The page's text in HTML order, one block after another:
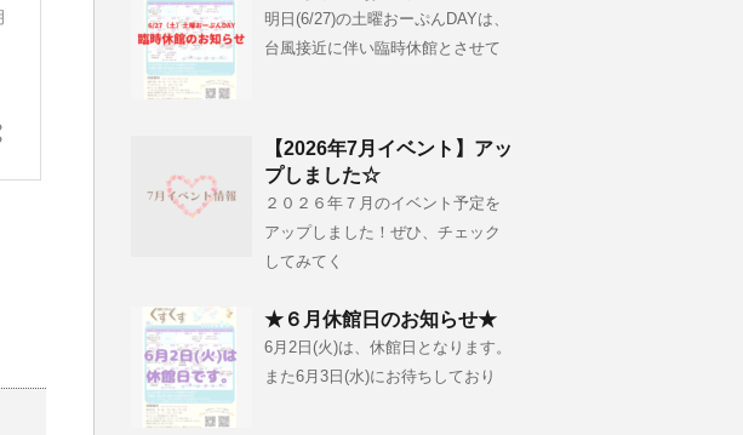
明日(6/27)の土曜おーぷんDAYは、
台風接近に伴い臨時休館とさせて
【2026年7月イベント】アッ
プしました☆
２０２６年７月のイベント予定を
アップしました！ぜひ、チェック
してみてく
★６月休館日のお知らせ★
6月2日(火)は、休館日となります。
また6月3日(水)にお待ちしており